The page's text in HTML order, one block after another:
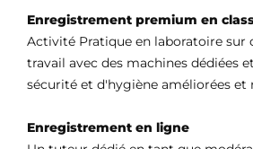
Enregistrement premium en
Activité Pratique en laboratoire sur
travail avec des machines dédiées
sécurité et d'hygiène améliorées et
Enregistrement en ligne